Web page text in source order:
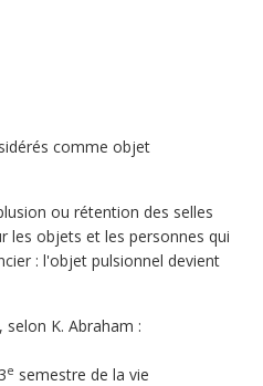
comme objet
ou rétention des selles
les objets et les personnes qui
: l'objet pulsionnel devient
K. Abraham :
e semestre de la vie